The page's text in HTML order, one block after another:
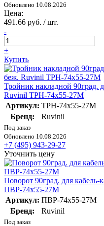
Обновлено 10.08.2026
Цена:
491.66 руб. / шт.
-
+
Купить
Тройник накладной 90град.
Ruvinil ТРН-74х55-27М
Артикул: ТРН-74х55-27М
Бренд:
Ruvinil
Под заказ
Обновлено 10.08.2026
+7 (495) 943-29-27
Уточнить цену
Поворот 90град. для
ПВР-74х55-27М
Артикул: ПВР-74х55-27М
Бренд:
Ruvinil
Под заказ